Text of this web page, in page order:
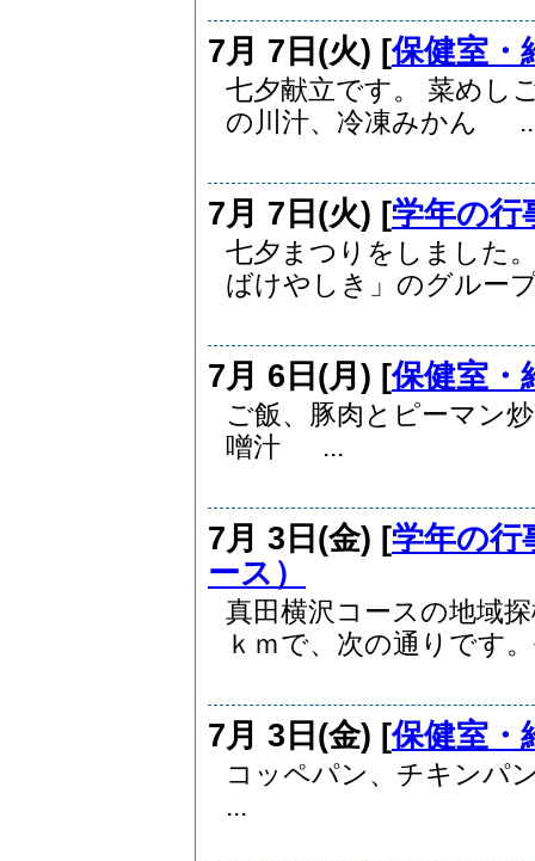
7月 7日(火) [保健室・
七夕献立です。 菜めし
の川汁、冷凍みかん
7月 7日(火) [学年の行
七夕まつりをしました
ばけやしき」のグルー
7月 6日(月) [保健室・
ご飯、豚肉とピーマン
噌汁 ...
7月 3日(金) [学年の行
ース）
真田横沢コースの地域
ｋｍで、次の通りです
7月 3日(金) [保健室・
コッペパン、チキン
...